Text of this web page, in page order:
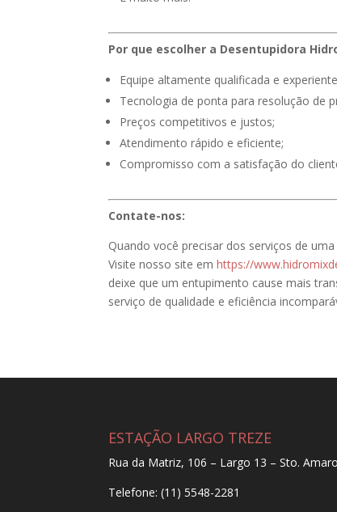
Por que escolher a Desentupidora
Equipe altamente qualificada e
Tecnologia de ponta para resolução de
Preços competitivos e justos;
Atendimento rápido e eficiente;
Compromisso com a satisfação do
Contate-nos:
Quando você precisar dos serviços de
Visite nosso site emhttps://
deixe que um entupimento cause mais
serviço de qualidade e eficiência
ESTAÇÃO LARGO TREZE
Rua da Matriz, 106 – Largo 13 – Sto. Amaro
Telefone: (11) 5548-2281